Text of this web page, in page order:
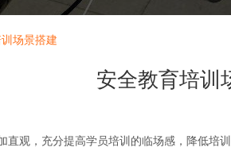
场景搭建
安全教育培训
观，充分提高学员培训的临场感，降低培